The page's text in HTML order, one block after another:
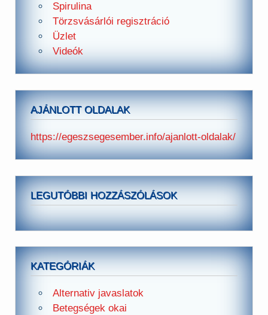
Spirulina
Törzsvásárlói regisztráció
Üzlet
Videók
AJÁNLOTT OLDALAK
https://egeszsegesember.info/ajanlott-oldalak/
LEGUTÓBBI HOZZÁSZÓLÁSOK
KATEGÓRIÁK
Alternativ javaslatok
Betegségek okai